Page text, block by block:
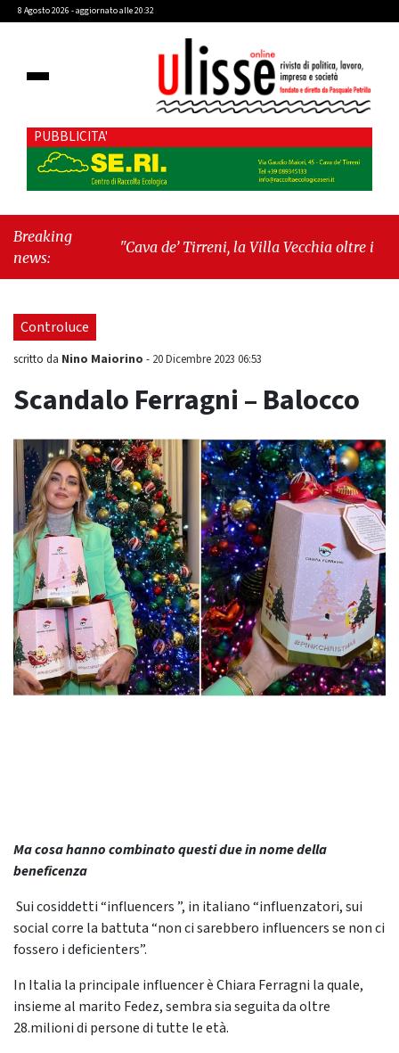
8 Agosto 2026 - aggiornato alle 20:32
PUBBLICITA'
Breaking
news:
"Cava de’ Tirreni, la Villa Vecchia oltre i vandali:
consiliare: “Serve chiarezza!”"
Controluce
scritto da Nino Maiorino - 20 Dicembre 2023 06:53
Scandalo Ferragni – Balocco
Ma cosa hanno combinato questi due in nome della
beneficenza
Sui cosiddetti “influencers ”, in italiano “influenzatori, sui
social corre la battuta “non ci sarebbero influencers se non ci
fossero i deficienters”.
In Italia la principale influencer è Chiara Ferragni la quale,
insieme al marito Fedez, sembra sia seguita da oltre
28.milioni di persone di tutte le età.